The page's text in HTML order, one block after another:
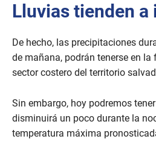
Lluvias tienden
De hecho, las precipitaciones
de mañana, podrán tenerse en la
sector costero del territorio
Sin embargo, hoy podremos
disminuirá un poco durante la
temperatura máxima